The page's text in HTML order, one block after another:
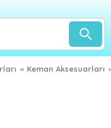
» Keman Aksesuarları